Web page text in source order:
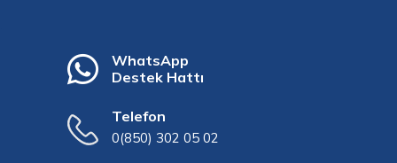
WhatsApp
Destek Hattı
Telefon
0(850) 302 05 02